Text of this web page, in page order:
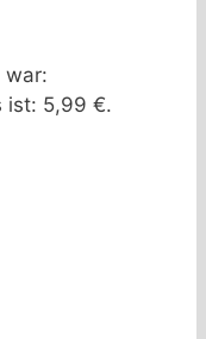
war:
ist: 5,99 €.